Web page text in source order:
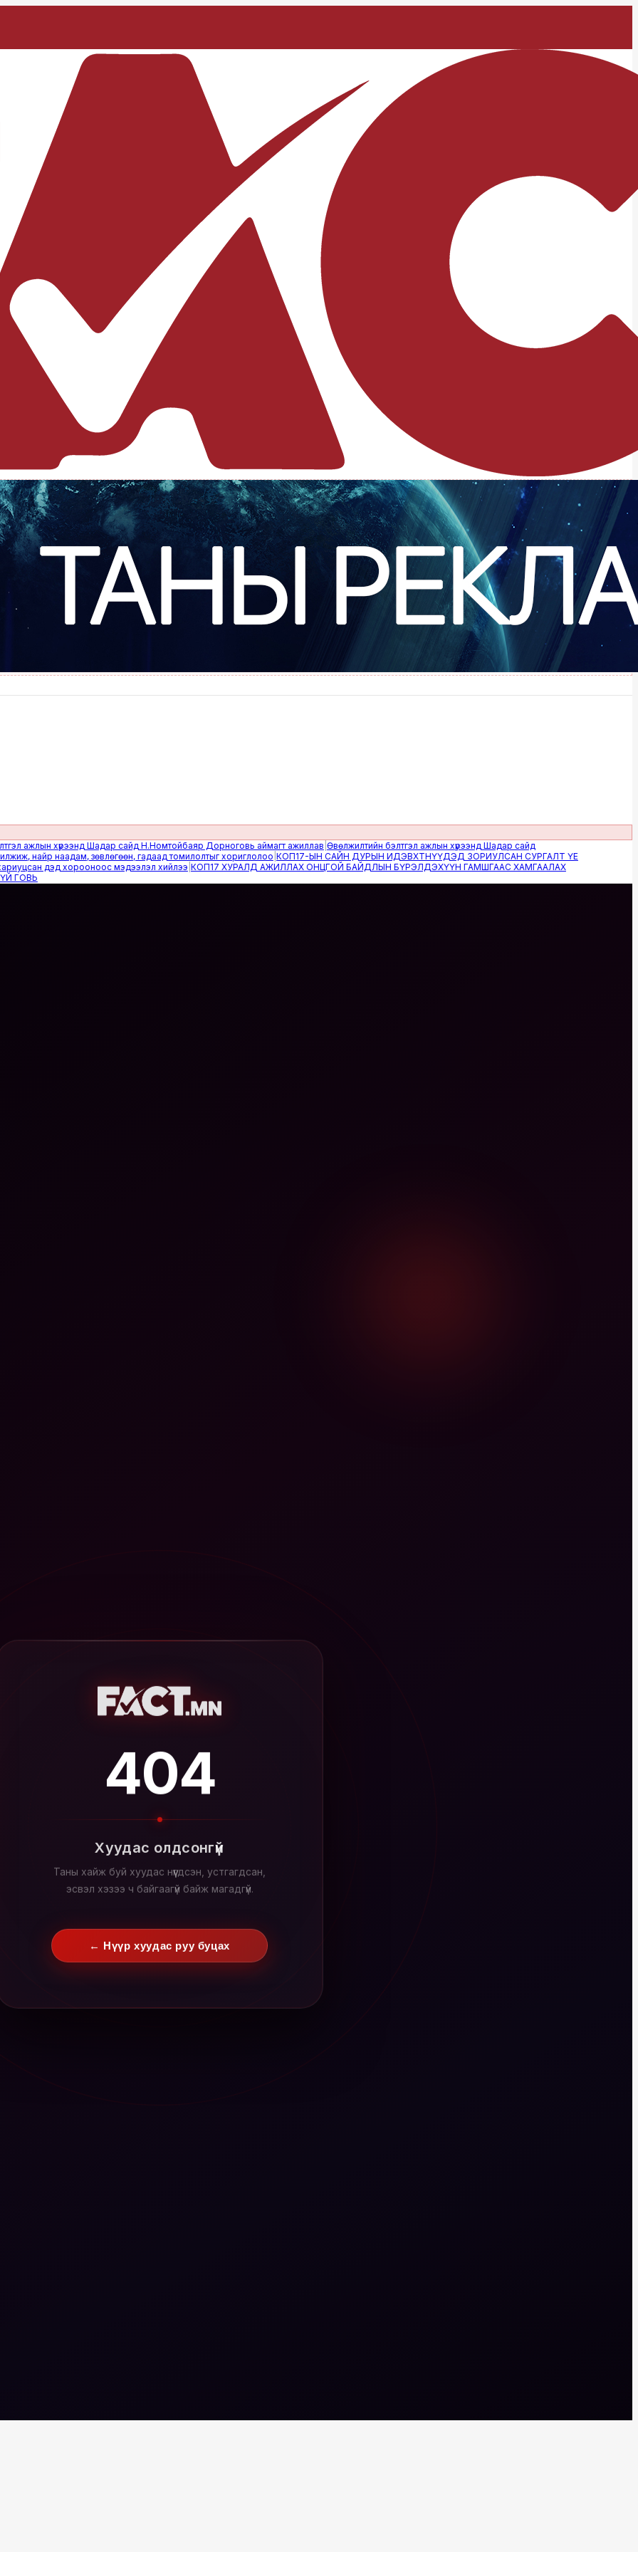
хүрээнд Шадар сайд Н.Номтойбаяр Дорноговь аймагт ажиллав|Өвөлжилтийн бэлтгэл ажлын хүрээнд Шадар сайд
наадам, зөвлөгөөн, гадаад томилолтыг хориглолоо|КОП17-ЫН САЙН ДУРЫН ИДЭВХТНҮҮДЭД ЗОРИУЛСАН СУРГАЛТ ҮЕ
дэд хорооноос мэдээлэл хийлээ|КОП17 ХУРАЛД АЖИЛЛАХ ОНЦГОЙ БАЙДЛЫН БҮРЭЛДЭХҮҮН ГАМШГААС ХАМГААЛАХ
404
Хуудас олдсонгүй
Таны хайж буй хуудас нүүгдсэн, устгагдсан,
эсвэл хэзээ ч байгаагүй байж магадгүй.
← Нүүр хуудас руу буцах